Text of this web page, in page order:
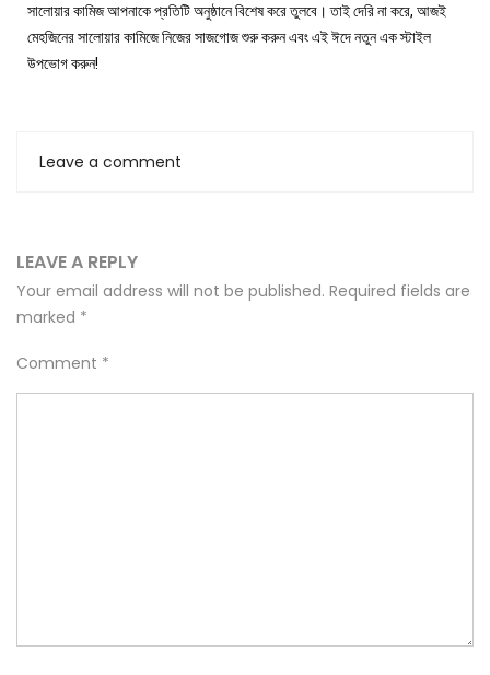
সালোয়ার কামিজ আপনাকে প্রতিটি অনুষ্ঠানে বিশেষ করে তুলবে। তাই দেরি না করে, আজই
মেহজিনের সালোয়ার কামিজে নিজের সাজগোজ শুরু করুন এবং এই ঈদে নতুন এক স্টাইল
উপভোগ করুন!
Leave a comment
LEAVE A REPLY
Your email address will not be published. Required fields are
marked *
Comment *